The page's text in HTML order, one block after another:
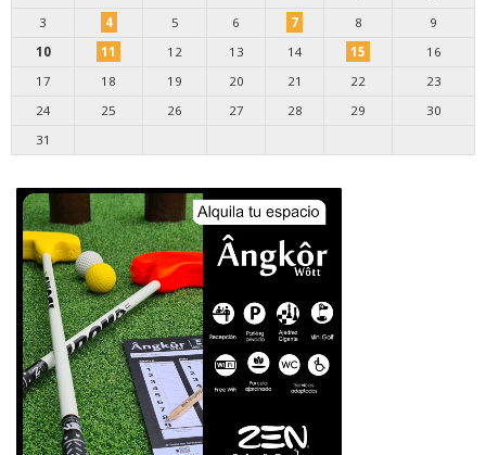
3
4 5 6 7 8
9
10
11 12 13 14 15
16
17
18 19 20 21 22
23
24
25 26 27 28 29
30
31